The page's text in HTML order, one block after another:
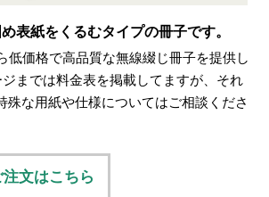
表紙をくるむタイプの冊子です。
低価格で高品質な無線綴じ冊子を提供し
ジまでは料金表を掲載してますが、それ
殊な用紙や仕様についてはご相談くださ
文はこちら